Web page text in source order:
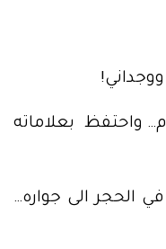
واحتفظ بعلاماته
الحجر الى جواره…